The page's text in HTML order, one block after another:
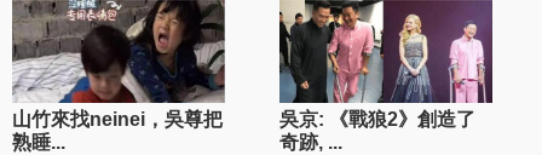
山竹來找neinei，吳尊把
熟睡...
吳京: 《戰狼2》創造了
奇跡, ...